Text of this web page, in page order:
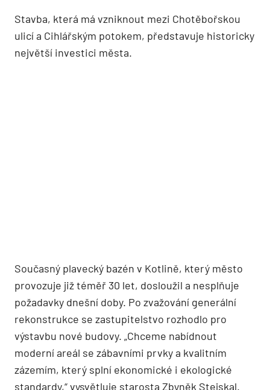
Stavba, která má vzniknout mezi Chotěbořskou
ulicí a Cihlářským potokem, představuje historicky
největší investici města.
Současný plavecký bazén v Kotlině, který město
provozuje již téměř 30 let, dosloužil a nesplňuje
požadavky dnešní doby. Po zvažování generální
rekonstrukce se zastupitelstvo rozhodlo pro
výstavbu nové budovy. „Chceme nabídnout
moderní areál se zábavními prvky a kvalitním
zázemím, který splní ekonomické i ekologické
standardy,“ vysvětluje starosta Zbyněk Stejskal.